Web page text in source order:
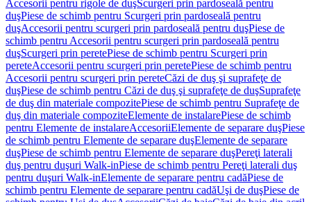
Accesorii pentru rigole de duşScurgeri prin pardoseală pentru
duşPiese de schimb pentru Scurgeri prin pardoseală pentru
duşAccesorii pentru scurgeri prin pardoseală pentru duşPiese de
schimb pentru Accesorii pentru scurgeri prin pardoseală pentru
duşScurgeri prin peretePiese de schimb pentru Scurgeri prin
pereteAccesorii pentru scurgeri prin peretePiese de schimb pentru
Accesorii pentru scurgeri prin pereteCăzi de duş şi suprafeţe de
duşPiese de schimb pentru Căzi de duş şi suprafeţe de duşSuprafeţe
de duş din materiale compozitePiese de schimb pentru Suprafeţe de
duş din materiale compoziteElemente de instalarePiese de schimb
pentru Elemente de instalareAccesoriiElemente de separare duşPiese
de schimb pentru Elemente de separare duşElemente de separare
duşPiese de schimb pentru Elemente de separare duşPereţi laterali
duş pentru duşuri Walk-inPiese de schimb pentru Pereţi laterali duş
pentru duşuri Walk-inElemente de separare pentru cadăPiese de
schimb pentru Elemente de separare pentru cadăUşi de duşPiese de